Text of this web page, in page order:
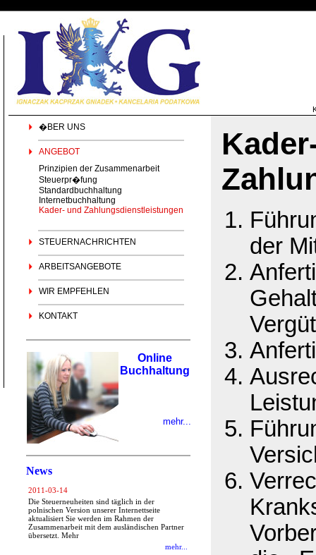
�BER UNS
ANGEBOT
Prinzipien der Zusammenarbeit
Steuerpr�fung
Standardbuchhaltung
Internetbuchhaltung
Kader- und Zahlungsdienstleistungen
STEUERNACHRICHTEN
ARBEITSANGEBOTE
WIR EMPFEHLEN
KONTAKT
Online
Buchhaltung
mehr...
News
2011-03-14
Die Steuerneuheiten sind täglich in der
polnischen Version unserer Internettseite
aktualisiert Sie werden im Rahmen der
Zusammenarbeit mit dem ausländischen Partner
übersetzt. Mehr
mehr...
der